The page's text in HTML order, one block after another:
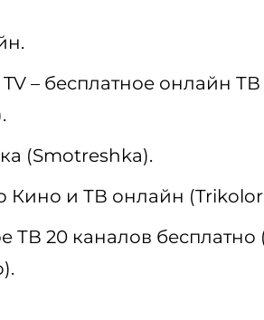
– бесплатное онлайн
(Smotreshka).
Кино и ТВ онлайн (Trikolor
ТВ 20 каналов бесплатно